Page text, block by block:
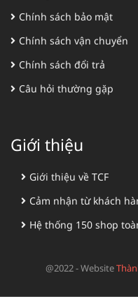
Chính sách bảo mật
Chính sách vận chuyển
Chính sách đổi trả
Câu hỏi thường gặp
Giới thiệu
Giới thiệu về TCF
Cảm nhận từ khách
Hệ thống 150 shop
@2022 - Website